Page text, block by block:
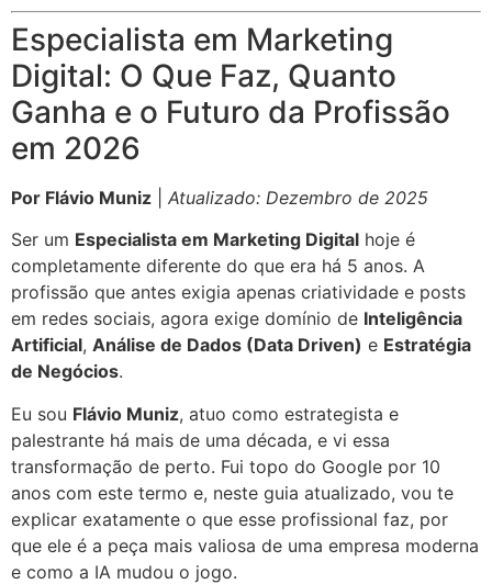
Especialista em Marketing
Digital: O Que Faz, Quanto
Ganha e o Futuro da Profissão
em 2026
Por Flávio Muniz
Atualizado: Dezembro de 2025
Ser um Especialista em Marketing Digital hoje é
completamente diferente do que era há 5 anos. A
profissão que antes exigia apenas criatividade e posts
em redes sociais, agora exige domínio de Inteligência
Artificial, Análise de Dados (Data Driven) e Estratégia
de Negócios.
Eu sou Flávio Muniz, atuo como estrategista e
palestrante há mais de uma década, e vi essa
transformação de perto. Fui topo do Google por 10
anos com este termo e, neste guia atualizado, vou te
explicar exatamente o que esse profissional faz, por
que ele é a peça mais valiosa de uma empresa moderna
e como a IA mudou o jogo.